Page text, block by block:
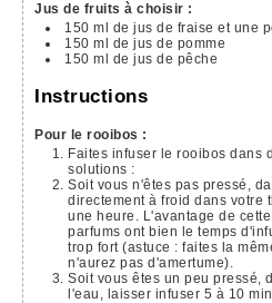
Jus de fruits à choisir :
150 ml de jus de fraise et une
150 ml de jus de pomme
150 ml de jus de pêche
Instructions
Pour le rooibos :
Faites infuser le rooibos dans de l'eau. Pour cela deux
solutions :
Soit vous n'êtes pas pressé, dans ce cas faites le infuser
directement à froid dans votre
une heure. L'avantage de
parfums ont bien le temps
trop fort (astuce : faites la
n'aurez pas d'amertume).
Soit vous êtes un peu pressé, dans ce cas faites frémir de
l'eau, laisser infuser 5 à 10